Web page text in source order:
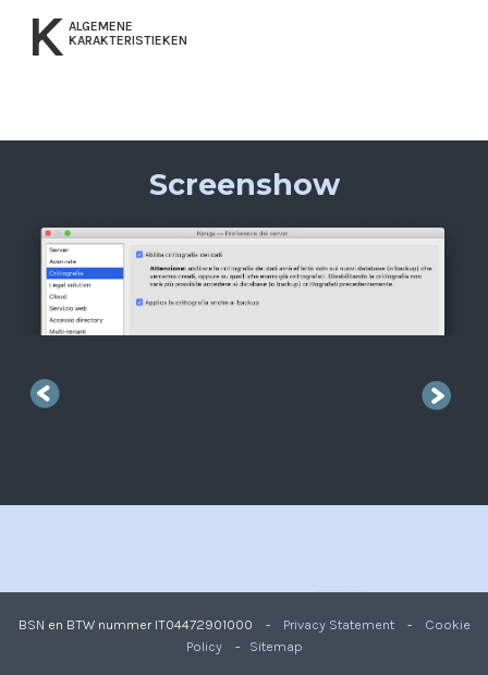
K ALGEMENE
KARAKTERISTIEKEN
Screenshow
BSN en BTW nummer IT04472901000 - Privacy Statement- Cookie
Policy- Sitemap